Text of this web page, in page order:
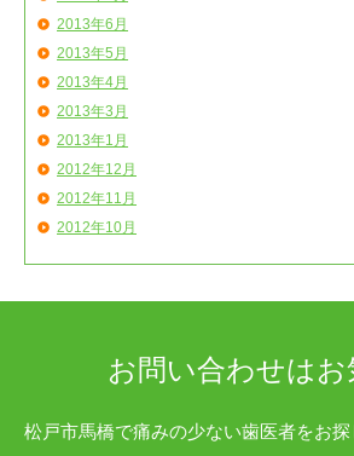
2013年6月
2013年5月
2013年4月
2013年3月
2013年1月
2012年12月
2012年11月
2012年10月
お問い合わせはお
松戸市馬橋で痛みの少ない歯医者をお